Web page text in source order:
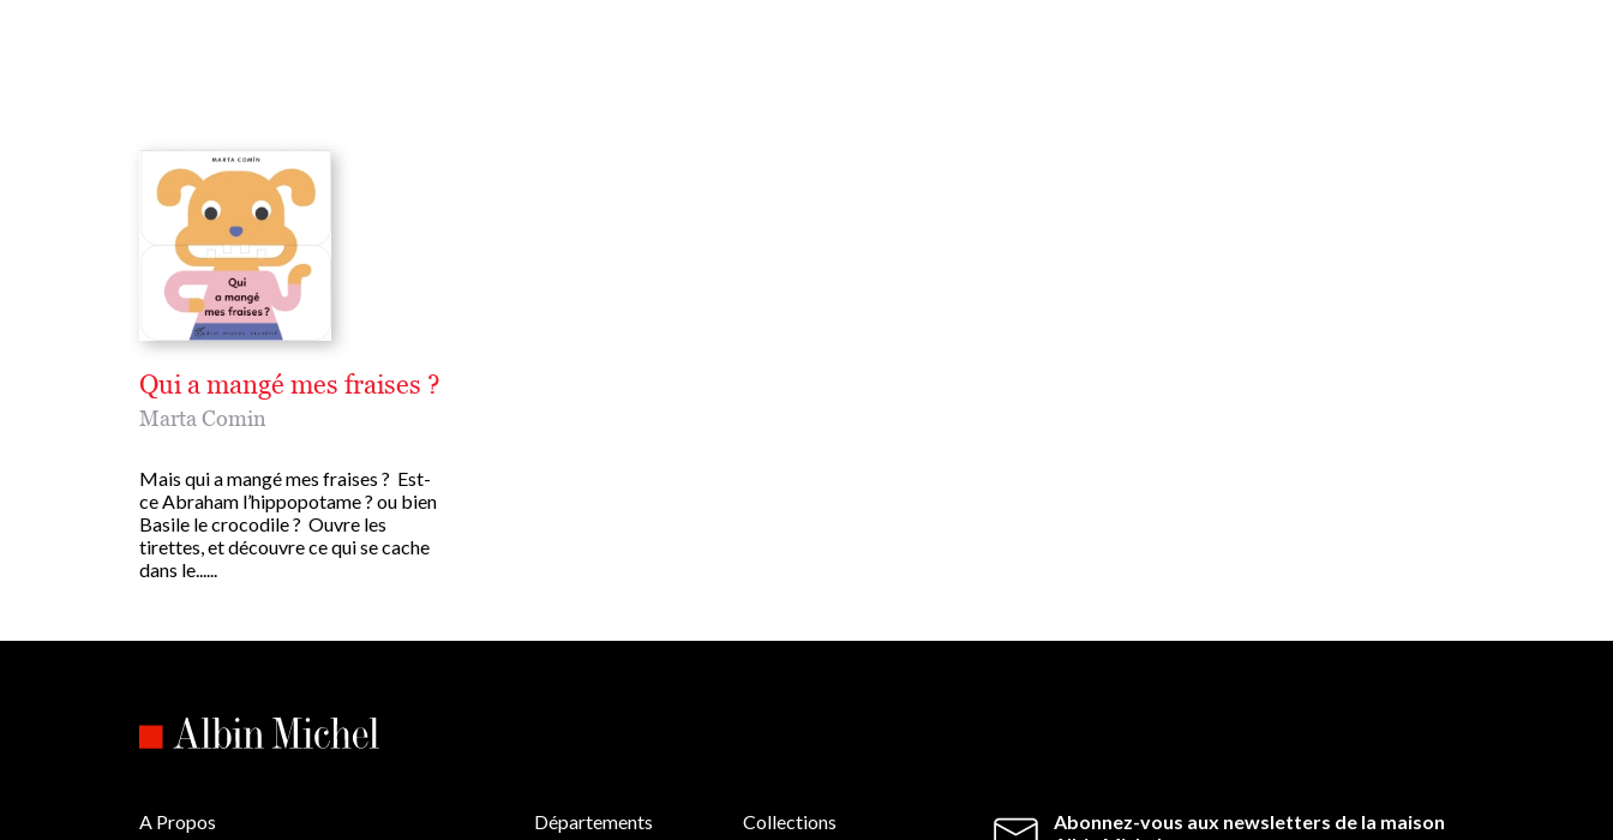
Qui a mangé mes fraises ?
Marta Comin
Mais qui a mangé mes fraises ? Est-
ce Abraham l’hippopotame ? ou bien
Basile le crocodile ? Ouvre les
tirettes, et découvre ce qui se cache
dans le......
Abonnez-vous aux newsletters de la maison
A Propos Départements Collections